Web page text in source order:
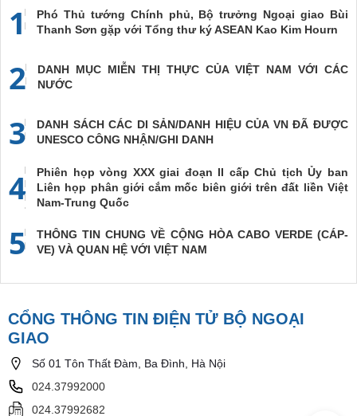
1
Phó Thủ tướng Chính phủ, Bộ trưởng Ngoại giao Bùi
Thanh Sơn gặp với Tổng thư ký ASEAN Kao Kim Hourn
2
DANH MỤC MIỄN THỊ THỰC CỦA VIỆT NAM VỚI CÁC
NƯỚC
3
DANH SÁCH CÁC DI SẢN/DANH HIỆU CỦA VN ĐÃ ĐƯỢC
UNESCO CÔNG NHẬN/GHI DANH
4
Phiên họp vòng XXX giai đoạn II cấp Chủ tịch Ủy ban
Liên họp phân giới cắm mốc biên giới trên đất liền Việt
Nam-Trung Quốc
5
THÔNG TIN CHUNG VỀ CỘNG HÒA CABO VERDE (CÁP-
VE) VÀ QUAN HỆ VỚI VIỆT NAM
CỔNG THÔNG TIN ĐIỆN TỬ BỘ NGOẠI
GIAO
Số 01 Tôn Thất Đàm, Ba Đình, Hà Nội
024.37992000
024.37992682